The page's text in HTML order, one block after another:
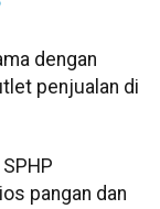
dengan
penjualan di
pangan dan